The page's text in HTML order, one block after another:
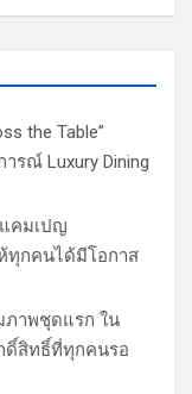
the Table”
รณ์ Luxury Dining
คมเปญ
ห้ทุกคนได้มีโอกาส
ภาพชุดแรก ใน
ดิ์สิทธิ์ที่ทุกคนรอ